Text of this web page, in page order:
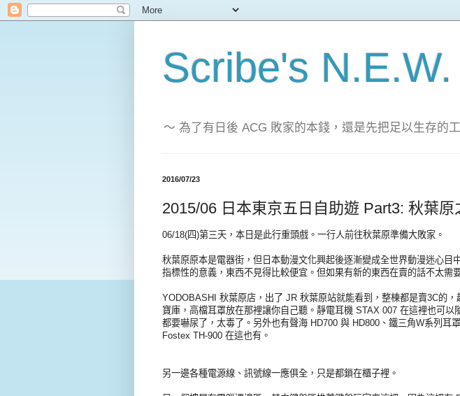
Scribe's
～ 為了有日後 ACG 敗家的本錢，還是先把足以生存
2016/07/23
2015/06 日本東京五日自助遊 Part3: 秋葉原
06/18(四)第三天，本日是此行重頭戲。一行人前往秋葉原準備大敗家。
秋葉原原本是電器街，但日本動漫文化興起後逐漸變成全世界動漫迷心目
指標性的意義，東西不見得比較便宜。但如果有新的東西在賣的話不太需
YODOBASHI 秋葉原店，出了 JR 秋葉原站就能看到，整棟都是賣3C的
寶庫，高檔耳罩放在那裡讓你自己聽。靜電耳機 STAX 007 在這裡也可以
都要嚇尿了，太毒了。另外也有聲海 HD700 與 HD800、鐵三角W系列耳
Fostex TH-900 在這也有。
另一邊各種電源線、訊號線一應俱全，只是都鎖在櫃子裡。